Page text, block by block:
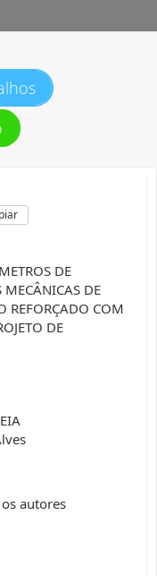
DE
MECÂNICAS DE
REFORÇADO COM
DE
autores